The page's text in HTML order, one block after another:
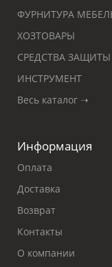
ФУРНИТУРА
ХОЗТОВАРЫ
СРЕДСТВА ЗАЩИТЫ
ИНСТРУМЕНТ
Весь каталог ➝
Информация
Оплата
Доставка
Возврат
Контакты
О компании